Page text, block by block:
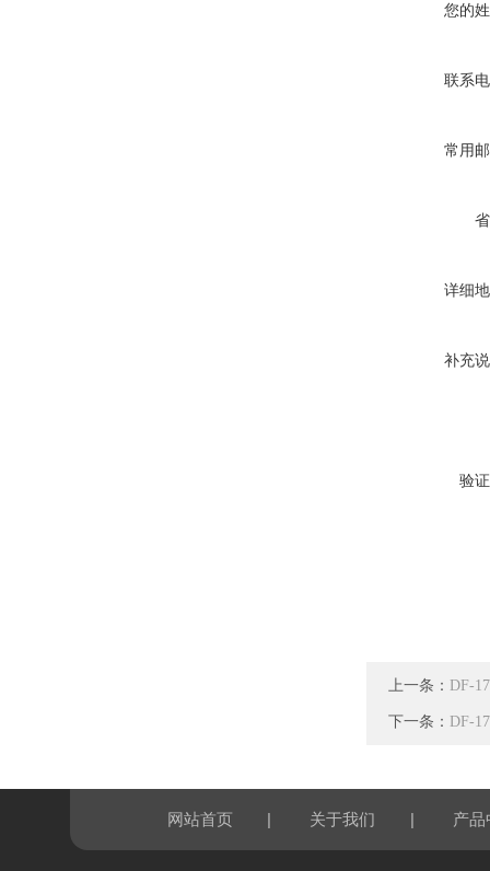
您的
联系
常用
详细
补充
验
上一条： DF-
下一条： DF-
网站首页 | 关于我们 | 产品